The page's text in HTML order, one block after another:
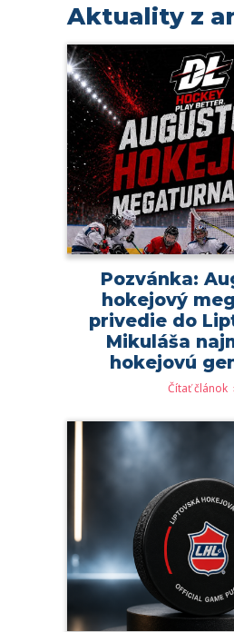
Aktuality z
Pozvánka:
hokejový
privedie do
Mikuláša
hokejovú
Čítať článok